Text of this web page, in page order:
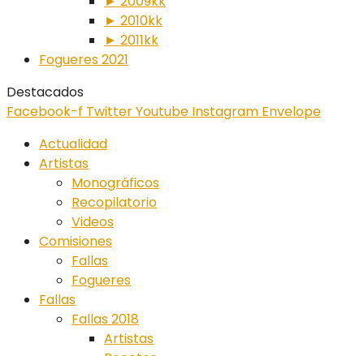
► 2010kk
► 2011kk
Fogueres 2021
Destacados
Facebook-f TwitterYoutube Instagram Envelope
Actualidad
Artistas
Monográficos
Recopilatorio
Videos
Comisiones
Fallas
Fogueres
Fallas
Fallas 2018
Artistas